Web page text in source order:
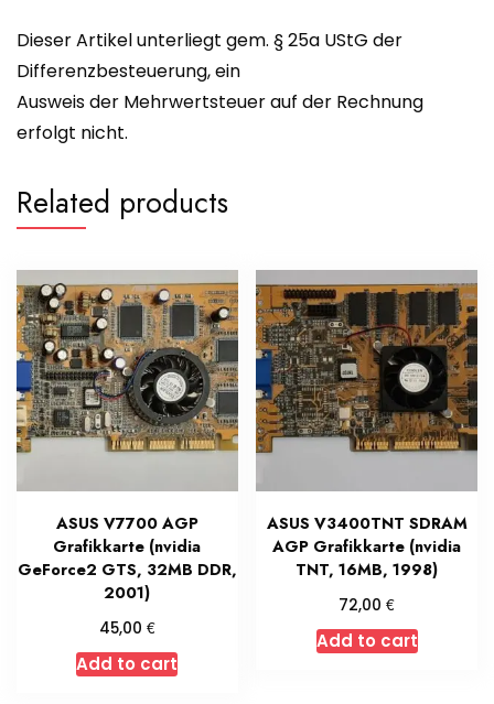
Dieser Artikel unterliegt gem. § 25a UStG der
Differenzbesteuerung, ein
Ausweis der Mehrwertsteuer auf der Rechnung
erfolgt nicht.
Related products
ASUS V7700 AGP
Grafikkarte (nvidia
GeForce2 GTS, 32MB DDR,
2001)
45,00 €
Add to cart
ASUS V3400TNT SDRAM
AGP Grafikkarte (nvidia
TNT, 16MB, 1998)
72,00€
Add to cart